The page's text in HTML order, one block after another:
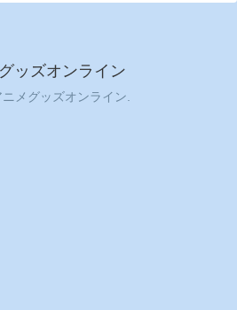
ッズオンライン
メグッズオンライン.